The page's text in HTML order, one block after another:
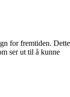
for fremtiden. Dette
ser ut til å kunne